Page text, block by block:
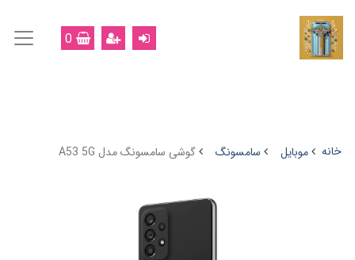
0
خانه موبایل سامسونگ گوشی سامسونگ مدل A53 5G